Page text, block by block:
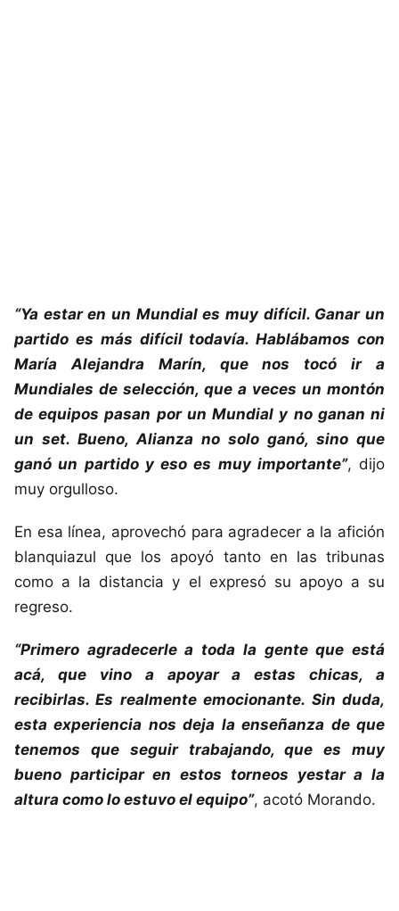
“Ya estar en un Mundial es muy difícil. Ganar un
partido es más difícil todavía. Hablábamos con
María Alejandra Marín, que nos tocó ir a
Mundiales de selección, que a veces un montón
de equipos pasan por un Mundial y no ganan ni
un set. Bueno, Alianza no solo ganó, sino que
ganó un partido y eso es muy importante”, dijo
muy orgulloso.
En esa línea, aprovechó para agradecer a la afición
blanquiazul que los apoyó tanto en las tribunas
como a la distancia y el expresó su apoyo a su
regreso.
“Primero agradecerle a toda la gente que está
acá, que vino a apoyar a estas chicas, a
recibirlas. Es realmente emocionante. Sin duda,
esta experiencia nos deja la enseñanza de que
tenemos que seguir trabajando, que es muy
bueno participar en estos torneos yestar a la
altura como lo estuvo el equipo”, acotó Morando.